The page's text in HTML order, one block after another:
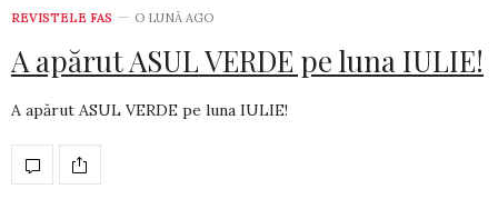
REVISTELE FAS O LUNĂ AGO
A apărut ASUL VERDE pe luna IULIE!
A apărut ASUL VERDE pe luna IULIE!